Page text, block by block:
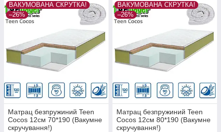
ВАКУМОВАНА СКРУТКА!
–26%
Матрац безпружиний Teen
Cocos 12см 70*190 (Вакумне
скручування!)
ВАКУМОВАНА СКРУТКА!
–26%
Матрац безпружиний Teen
Cocos 12см 80*190 (Вакумне
скручування!)